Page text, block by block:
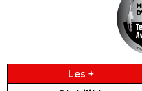
Les +